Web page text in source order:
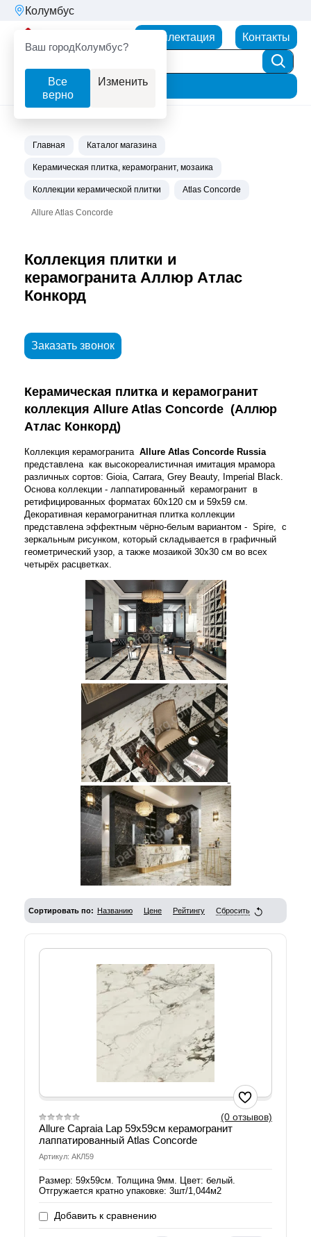
Колумбус
Ваш городКолумбус?
Все
верно
Изменить
Комплектация Контакты
Фильтр
Главная Каталог магазина
Керамическая плитка, керамогранит, мозаика
Коллекции керамической плитки Atlas Concorde
Allure Atlas Concorde
Коллекция плитки и
керамогранита Аллюр Атлас
Конкорд
Заказать звонок
Керамическая плитка и керамогранит
коллекция Allure Atlas Concorde (Аллюр
Атлас Конкорд)
Коллекция керамогранита Allure Atlas Concorde Russia
представлена как высокореалистичная имитация мрамора
различных сортов: Gioia, Carrara, Grey Beauty, Imperial Black.
Основа коллекции - лаппатированный керамогранит в
ретифицированных форматах 60х120 см и 59х59 см.
Декоративная керамогранитная плитка коллекции
представлена эффектным чёрно-белым вариантом - Spire, с
зеркальным рисунком, который складывается в графичный
геометрический узор, а также мозаикой 30х30 см во всех
четырёх расцветках.
Сортировать по: Названию Цене Рейтингу Сбросить
(0 отзывов)
Allure Capraia Lap 59х59см керамогранит
лаппатированный Atlas Concorde
Артикул: АКЛ59
Размер: 59х59см. Толщина 9мм. Цвет: белый.
Отгружается кратно упаковке: 3шт/1,044м2
Добавить к сравнению